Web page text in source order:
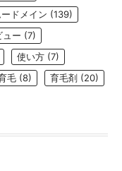
ドメイン (139)
ュー (7)
使い方 (7)
毛 (8) 育毛剤 (20)